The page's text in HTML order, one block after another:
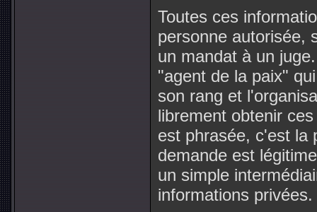
Toutes ces
personne autorisée,
un mandat à un
"agent de la paix"
son rang et
librement obtenir
est phrasée, c'est la
demande est
un simple
informations privées.